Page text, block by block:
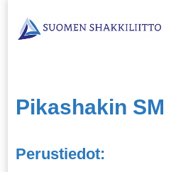
Pikashakin SM
Perustiedot: